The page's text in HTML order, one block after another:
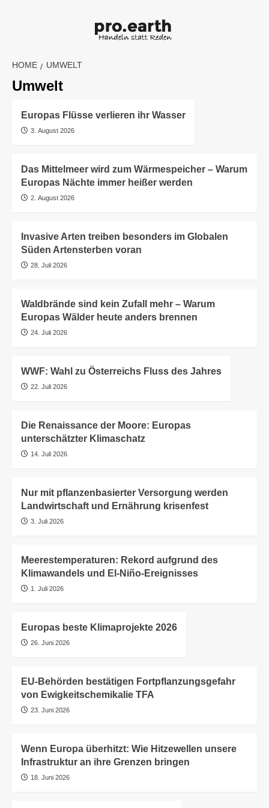
HOME UMWELT
Umwelt
Europas Flüsse verlieren ihr Wasser
3. August 2026
Das Mittelmeer wird zum Wärmespeicher – Warum
Europas Nächte immer heißer werden
2. August 2026
Invasive Arten treiben besonders im Globalen
Süden Artensterben voran
28. Juli 2026
Waldbrände sind kein Zufall mehr – Warum
Europas Wälder heute anders brennen
24. Juli 2026
WWF: Wahl zu Österreichs Fluss des Jahres
22. Juli 2026
Die Renaissance der Moore: Europas
unterschätzter Klimaschatz
14. Juli 2026
Nur mit pflanzenbasierter Versorgung werden
Landwirtschaft und Ernährung krisenfest
3. Juli 2026
Meerestemperaturen: Rekord aufgrund des
Klimawandels und El-Niño-Ereignisses
1. Juli 2026
Europas beste Klimaprojekte 2026
26. Juni 2026
EU-Behörden bestätigen Fortpflanzungsgefahr
von Ewigkeitschemikalie TFA
23. Juni 2026
Wenn Europa überhitzt: Wie Hitzewellen unsere
Infrastruktur an ihre Grenzen bringen
18. Juni 2026